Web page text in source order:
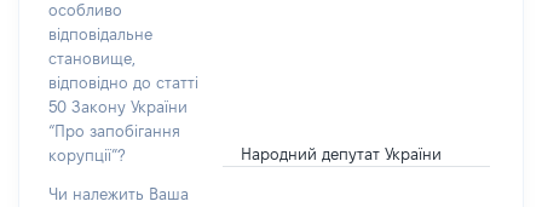
особливо
відповідальне
становище,
відповідно до статті
50 Закону України
“Про запобігання
корупції”?
Народний депутат України
Чи належить Ваша